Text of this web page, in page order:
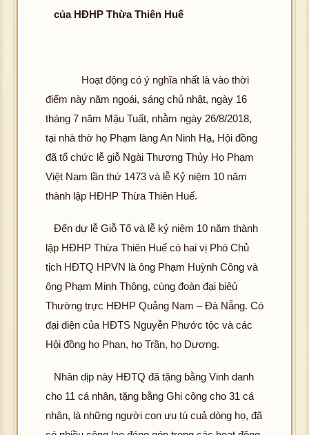
của HĐHP Thừa Thiên Huế
Hoạt động có ý nghĩa nhất là vào thời
điểm này năm ngoái, sáng chủ nhật, ngày 16
tháng 7 năm Mậu Tuất, nhằm ngày 26/8/2018,
tại nhà thờ họ Phạm làng An Ninh Hạ, Hội đồng
đã tổ chức lễ giỗ Ngài Thượng Thủy Họ Phạm
Việt Nam lần thứ 1473 và lễ Kỷ niệm 10 năm
thành lập HĐHP Thừa Thiên Huế.
Đến dự lễ Giỗ Tổ và lễ kỷ niệm 10 năm thành
lập HĐHP Thừa Thiên Huế có hai vị Phó Chủ
tịch HĐTQ HPVN là ông Phạm Huỳnh Công và
ông Phạm Minh Thông, cùng đoàn đại biêủ
Thường trực HĐHP Quảng Nam – Đà Nẵng. Có
đại diện của HĐTS Nguyễn Phước tộc và các
Hội đồng họ Phan, họ Trần, họ Dương.
Nhân dịp này HĐTQ đã tặng bằng Vinh danh
cho 11 cá nhân, tặng bằng Ghi công cho 31 cá
nhân, là những người con ưu tú cuả dòng họ, đã